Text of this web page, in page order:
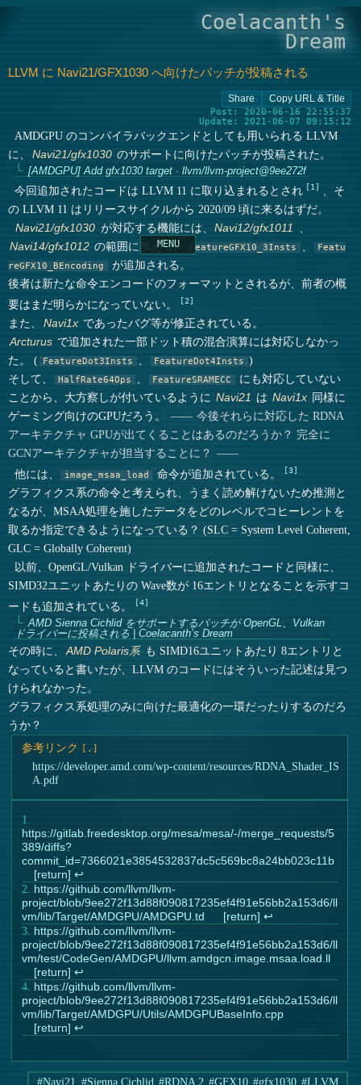
Coelacanth's
Dream
LLVM に Navi21/GFX1030 へ向けたパッチが投稿される
Post: 2020-06-16 22:55:37
Update: 2021-06-07 09:15:12
AMDGPU のコンパイラバックエンドとしても用いられる LLVM
に、
Navi21/gfx1030 のサポートに向けたパッチが投稿された。
[AMDGPU] Add gfx1030 target · llvm/llvm-project@9ee272f
今回追加されたコードは LLVM 11 に取り込まれるとされ 1
、そ
の LLVM 11 はリリースサイクルから 2020/09 頃に来るはずだ。
Navi21/gfx1030 が対応する機能には、 Navi12/gfx1011 、
Navi14/gfx1012 の範囲に加えて、 FeatureGFX10_3Insts 、
Featu
reGFX10_BEncoding
が追加される。
後者は新たな命令エンコードのフォーマットとされるが、前者の概
要はまだ明らかになっていない。
2
また、 Navi1x であったバグ等が修正されている。
Arcturus で追加された一部ドット積の混合演算には対応しなかっ
た。 ( FeatureDot3Insts FeatureDot4Insts )
そして、
HalfRate64Ops FeatureSRAMECC
にも対応していない
ことから、大方察しが付いているように Navi21 は Navi1x 同様に
ゲーミング向けのGPUだろう。
今後それらに対応した RDNA
アーキテクチャ GPUが出てくることはあるのだろうか？ 完全に
GCNアーキテクチャが担当することに？
他には、 image_msaa_load 命令が追加されている。 3
グラフィクス系の命令と考えられ、うまく読め解けないため推測と
なるが、MSAA処理を施したデータをどのレベルでコヒーレントを
取るか指定できるようになっている？ (SLC = System Level Coherent,
GLC = Globally Coherent)
以前、OpenGL/Vulkan ドライバーに追加されたコードと同様に、
SIMD32ユニットあたりの Wave数が 16エントリとなることを示すコ
ードも追加されている。
4
AMD Sienna Cichlid をサポートするパッチが OpenGL、Vulkan
ドライバーに投稿される | Coelacanth’s Dream
その時に、 AMD Polaris系 も SIMD16ユニットあたり 8エントリと
なっていると書いたが、LLVM のコードにはそういった記述は見つ
けられなかった。
グラフィクス系処理のみに向けた最適化の一環だったりするのだろ
うか？
参考リンク
https://developer.amd.com/wp-content/resources/RDNA_Shader_IS
A.pdf
https://gitlab.freedesktop.org/mesa/mesa/-/merge_requests/5
389/diffs?
commit_id=7366021e3854532837dc5c569bc8a24bb023c11b
↩︎
https://github.com/llvm/llvm-
project/blob/9ee272f13d88f090817235ef4f91e56bb2a153d6/ll
vm/lib/Target/AMDGPU/AMDGPU.td
↩︎
https://github.com/llvm/llvm-
project/blob/9ee272f13d88f090817235ef4f91e56bb2a153d6/ll
vm/test/CodeGen/AMDGPU/llvm.amdgcn.image.msaa.load.ll
↩︎
https://github.com/llvm/llvm-
project/blob/9ee272f13d88f090817235ef4f91e56bb2a153d6/ll
vm/lib/Target/AMDGPU/Utils/AMDGPUBaseInfo.cpp
↩︎
#Navi21 #Sienna Cichlid #RDNA 2 #GFX10 #gfx1030 #LLVM